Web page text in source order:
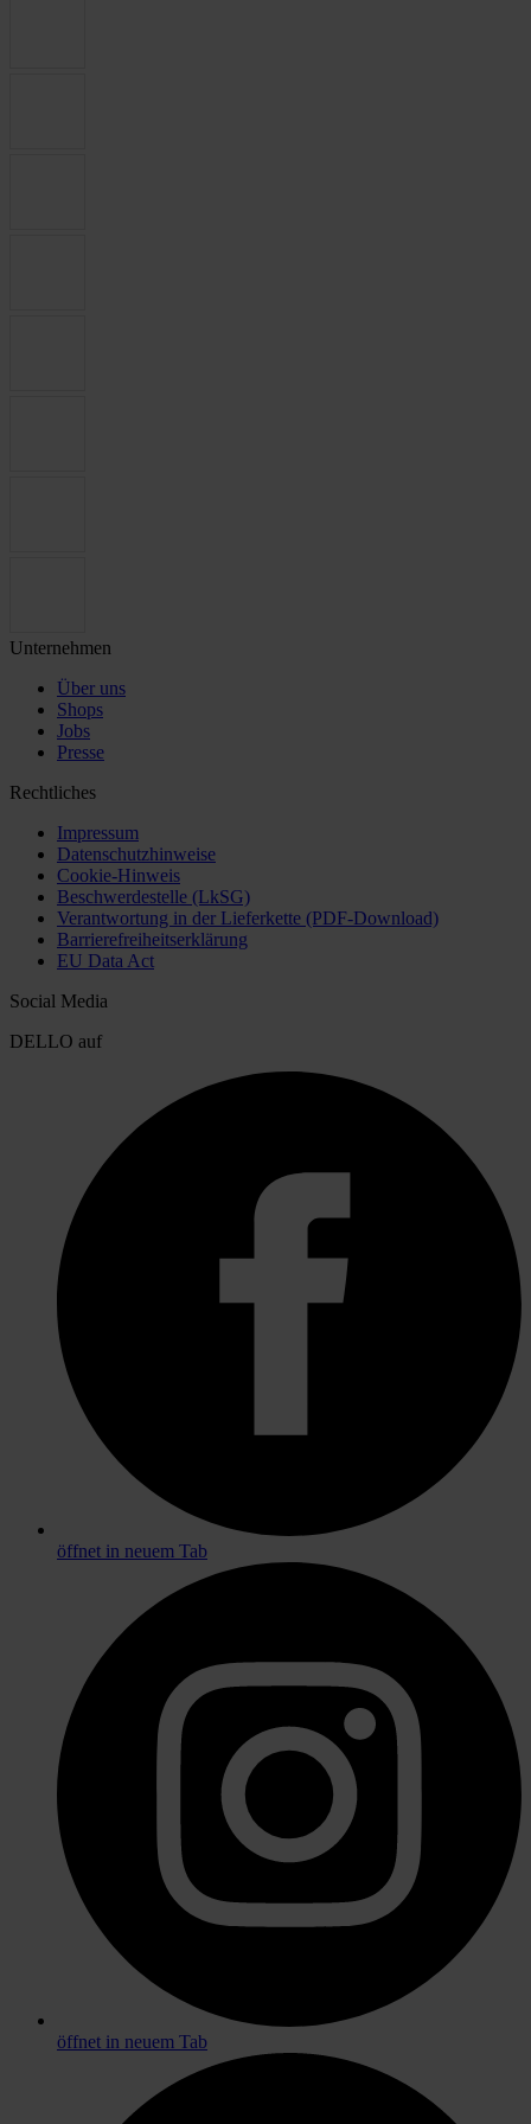
Unternehmen
Über uns
Shops
Jobs
Presse
Rechtliches
Impressum
Datenschutzhinweise
Cookie-Hinweis
Beschwerdestelle (LkSG)
Verantwortung in der Lieferkette (PDF-Download)
Barrierefreiheitserklärung
EU Data Act
Social Media
DELLO auf
öffnet in neuem Tab
öffnet in neuem Tab